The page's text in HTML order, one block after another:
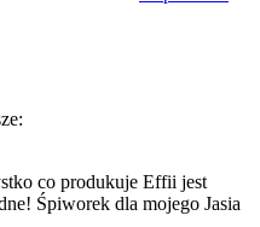
co produkuje Effii jest
Śpiworek dla mojego Jasia